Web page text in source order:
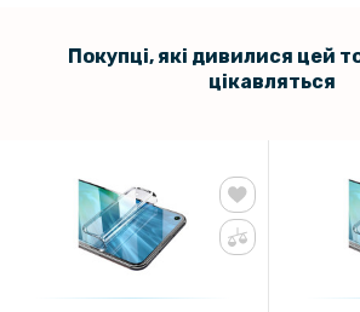
Покупці, які дивилися цей
цікавляться